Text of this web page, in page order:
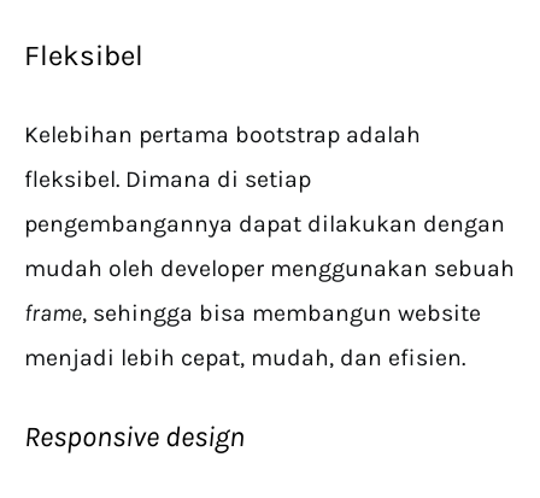
Fleksibel
Kelebihan pertama bootstrap adalah
fleksibel. Dimana di setiap
pengembangannya dapat dilakukan dengan
mudah oleh developer menggunakan sebuah
frame, sehingga bisa membangun website
menjadi lebih cepat, mudah, dan efisien.
Responsive design